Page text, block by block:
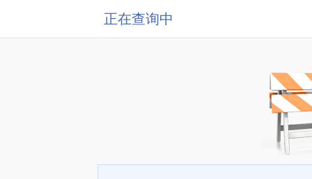
正在查询中